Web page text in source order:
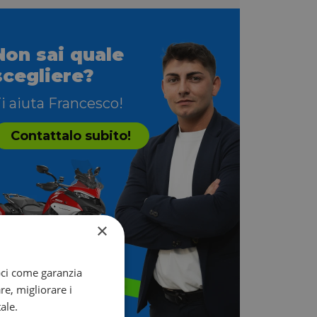
sai quale
aiuta Francesco!
Contattalo subito!
×
come garanzia
migliorare i